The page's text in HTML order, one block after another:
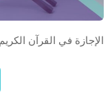
الإجازة في القرآن